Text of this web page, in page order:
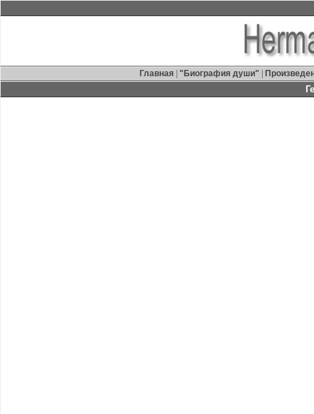
Главная "Биография души"